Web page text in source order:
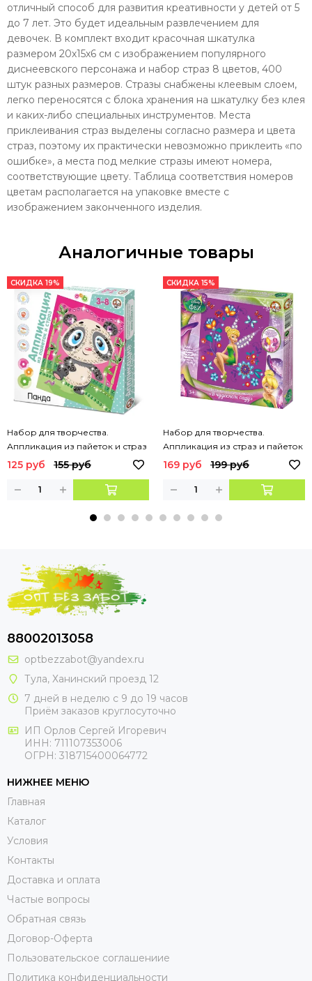
отличный способ для развития креативности у детей от 5
до 7 лет. Это будет идеальным развлечением для
девочек. В комплект входит красочная шкатулка
размером 20х15х6 см с изображением популярного
диснеевского персонажа и набор страз 8 цветов, 400
штук разных размеров. Стразы снабжены клеевым слоем,
легко переносятся с блока хранения на шкатулку без клея
и каких-либо специальных инструментов. Места
приклеивания страз выделены согласно размера и цвета
страз, поэтому их практически невозможно приклеить «по
ошибке», а места под мелкие стразы имеют номера,
соответствующие цвету. Таблица соответствия номеров
цветам располагается на упаковке вместе с
изображением законченного изделия.
Аналогичные товары
СКИДКА 19%
Набор для творчества.
Аппликация из пайеток и страз
"Панда"
125 руб 155 руб
СКИДКА 15%
Набор для творчества.
Аппликация из страз и пайеток
"Феи. В чудесном саду" Дисней
169 руб 199 руб
88002013058
optbezzabot@yandex.ru
Тула, Ханинский проезд 12
7 дней в неделю с 9 до 19 часов
Приём заказов круглосуточно
ИП Орлов Сергей Игоревич
ИНН: 711107353006
ОГРН: 318715400064772
НИЖНЕЕ МЕНЮ
Главная
Каталог
Условия
Контакты
Доставка и оплата
Частые вопросы
Обратная связь
Договор-Оферта
Пользовательское соглашениие
Политика конфиденциальности